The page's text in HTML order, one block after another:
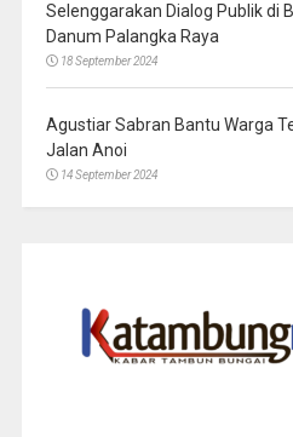
Selenggarakan Dialog Publik di
Danum Palangka Raya
18 September 2024
Agustiar Sabran Bantu Warga
Jalan Anoi
14 September 2024